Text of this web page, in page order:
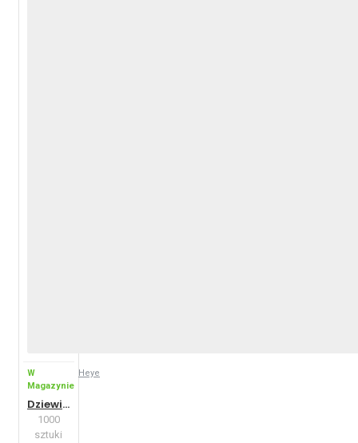
W
Magazynie
Heye
Dziewięć żyć
1000
sztuki